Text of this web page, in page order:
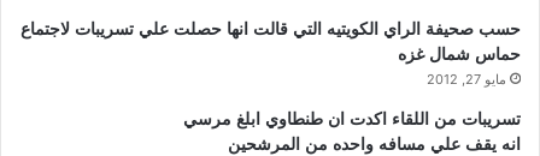
حسب صحيفة الراي الكويتيه التي قالت انها حصلت علي تسريبات لاجتماع
حماس شمال غزه
مايو 27, 2012
تسريبات من اللقاء اكدت ان طنطاوي ابلغ مرسي
انه يقف علي مسافه واحده من المرشحين